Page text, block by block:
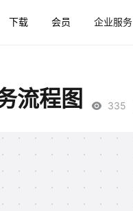
下载 会员 企业服务
流程图 335